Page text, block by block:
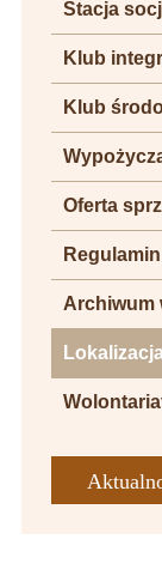
Stacja
Klub
Klub
Oferta
Archiwum